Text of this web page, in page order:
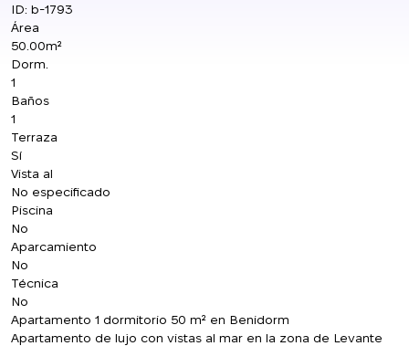
ID: b-1793
Área
50.00m²
Dorm.
1
Baños
1
Terraza
Sí
Vista al
No especificado
Piscina
No
Aparcamiento
No
Técnica
No
Apartamento 1 dormitorio 50 m² en Benidorm
Apartamento de lujo con vistas al mar en la zona de Levante